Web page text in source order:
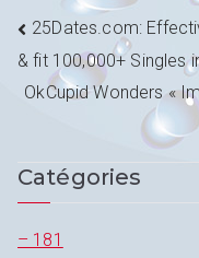
de
l’article
25Dates.com:
& fit 100,000+ Singles
OkCupid Wonders «
Catégories
– 181